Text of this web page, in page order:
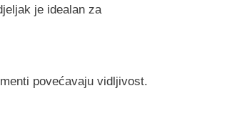
je idealan za
povećavaju vidljivost.